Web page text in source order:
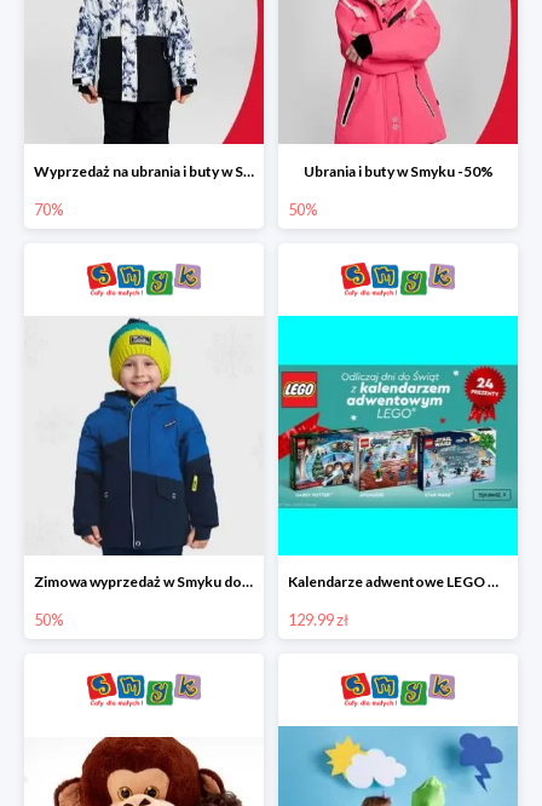
Wyprzedaż na ubrania i buty w Smyku do -70%
70%
Ubrania i buty w Smyku -50%
50%
Zimowa wyprzedaż w Smyku do -50%
50%
Kalendarze adwentowe LEGO w Smyku w super cenie
129.99 zł